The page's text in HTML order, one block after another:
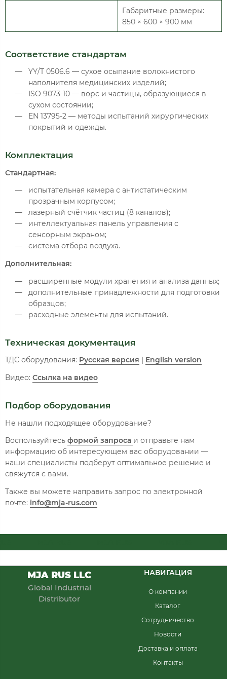
Габаритные размеры:
850 × 600 × 900 мм
Соответствие стандартам
YY/T 0506.6 — сухое осыпание волокнистого
наполнителя медицинских изделий;
ISO 9073-10 — ворс и частицы, образующиеся в
сухом состоянии;
EN 13795-2 — методы испытаний хирургических
покрытий и одежды.
Комплектация
Стандартная:
испытательная камера с антистатическим
прозрачным корпусом;
лазерный счётчик частиц (8 каналов);
интеллектуальная панель управления с
сенсорным экраном;
система отбора воздуха.
Дополнительная:
расширенные модули хранения и анализа данных;
дополнительные принадлежности для подготовки
образцов;
расходные элементы для испытаний.
Техническая документация
ТДС оборудования: Русская версия
English version
Видео: Ссылка на видео
Подбор оборудования
Не нашли подходящее оборудование?
Воспользуйтесь формой запроса и отправьте нам
информацию об интересующем вас оборудовании —
наши специалисты подберут оптимальное решение и
свяжутся с вами.
Также вы можете направить запрос по электронной
почте: info@mja-rus.com
MJA RUS LLC
Global Industrial
Distributor
НАВИГАЦИЯ
О компании
Каталог
Сотрудничество
Новости
Доставка и оплата
Контакты